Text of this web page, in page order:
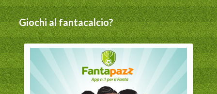
Giochi al fantacalcio?